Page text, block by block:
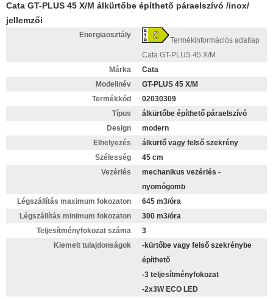
Cata GT-PLUS 45 X/M álkürtőbe építhető páraelszívó /inox/
jellemzői
Energiaosztály
Termékinformációs adatlap
Cata GT-PLUS 45 X/M
Márka
Cata
Modellnév
GT-PLUS 45 X/M
Termékkód
02030309
Típus
álkürtőbe építhető páraelszívó
Design
modern
Elhelyezés
álkürtő vagy felső szekrény
Szélesség
45 cm
Vezérlés
mechanikus vezérlés -
nyomógomb
Légszállítás maximum fokozaton
645 m3/óra
Légszállítás minimum fokozaton
300 m3/óra
Teljesítményfokozat száma
3
Kiemelt tulajdonságok
-kürtőbe vagy felső szekrénybe
építhető
-3 teljesítményfokozat
-2x3W ECO LED